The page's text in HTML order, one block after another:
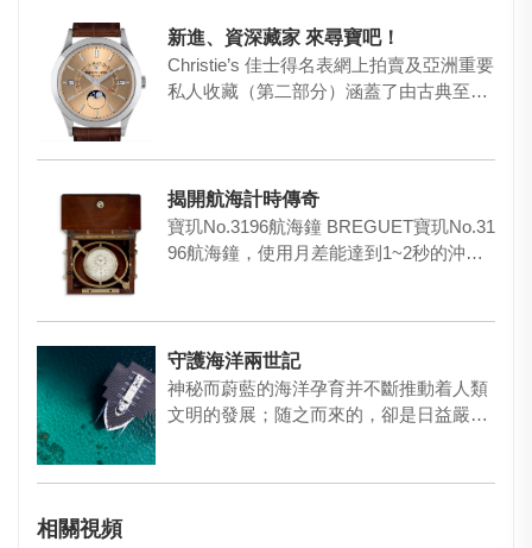
新進、資深藏家 來尋寶吧！
Christie’s 佳士得名表網上拍賣及亞洲重要
私人收藏（第二部分）涵蓋了由古典至現
揭開航海計時傳奇
寶玑No.3196航海鐘 BREGUET寶玑No.31
96航海鐘，使用月差能達到1~2秒的沖擊
守護海洋兩世記
神秘而蔚藍的海洋孕育并不斷推動着人類
文明的發展；随之而來的，卻是日益嚴峻
相關視頻